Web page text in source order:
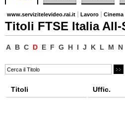
www.servizitelevideo.rai.it Lavoro Cinema
Titoli FTSE Italia All-
A B C D E F G H I J K L M N
Titoli Uffic.